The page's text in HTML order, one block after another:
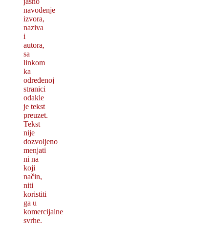
navođenje
izvora,
naziva
i
autora,
sa
linkom
ka
određenoj
stranici
odakle
je tekst
preuzet.
Tekst
nije
dozvolјeno
menjati
ni na
koji
način,
niti
koristiti
ga u
komercijalne
svrhe.